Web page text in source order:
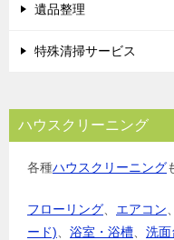
遺品整理
特殊清掃サービス
ハウスクリーニング
各種ハウスクリーニング
フローリング エアコン
ード)
浴室・浴槽 洗面